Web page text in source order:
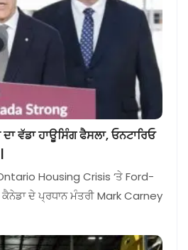
ਵੱਡਾ ਹਾਊਸਿੰਗ ਫੈਸਲਾ, ਓਨਟਾਰਿਓ
Housing Crisis ‘ਤੇ Ford-
ਦੇ ਪ੍ਰਧਾਨ ਮੰਤਰੀ Mark Carney